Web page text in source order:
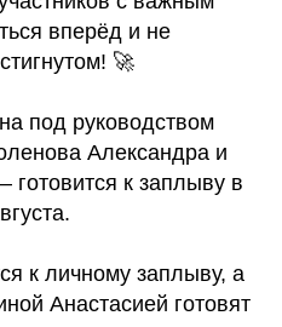
вперёд и не
🚀
под руководством
Александра и
готовится к заплыву в
к личному заплыву, а
Анастасией готовят